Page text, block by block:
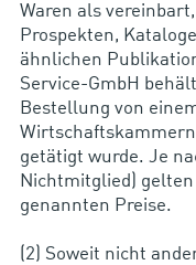
Waren als
Prospekten,
ähnlichen
Service-GmbH
Bestellung von
getätigt wurde. Je
Nichtmitglied)
genannten Preise.
(2) Soweit nicht